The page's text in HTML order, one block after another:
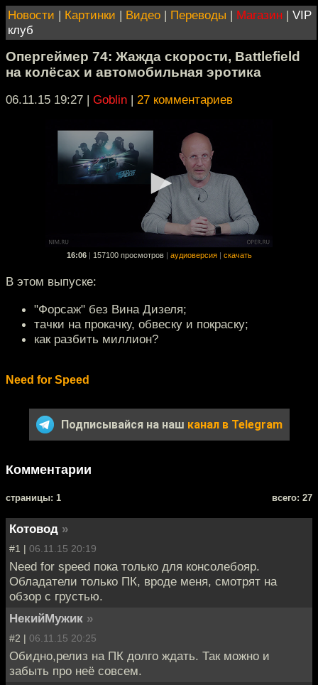
Новости | Картинки | Видео | Переводы | Магазин | VIP
клуб
Опергеймер 74: Жажда скорости, Battlefield
на колёсах и автомобильная эротика
06.11.15 19:27 | Goblin | 27 комментариев
16:06 157100 просмотров аудиоверсия скачать
В этом выпуске:
"Форсаж" без Вина Дизеля;
тачки на прокачку, обвеску и покраску;
как разбить миллион?
Need for Speed
Подписывайся на наш канал в Telegram
Комментарии
cтраницы: 1 всего: 27
Котовод »
#1 | 06.11.15 20:19
Need for speed пока только для консолебояр.
Обладатели только ПК, вроде меня, смотрят на
обзор с грустью.
НекийМужик »
#2 | 06.11.15 20:25
Обидно,релиз на ПК долго ждать. Так можно и
забыть про неё совсем.